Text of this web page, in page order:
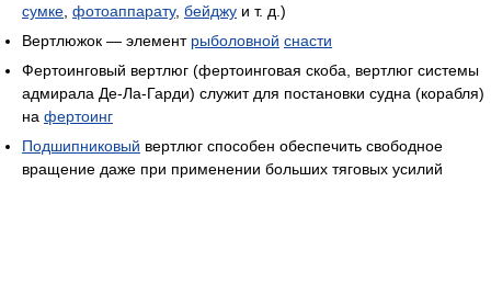
сумке, фотоаппарату, бейджу и т. д.)
Вертлюжок — элемент рыболовной снасти
Фертоинговый вертлюг (фертоинговая скоба, вертлюг системы
адмирала Де-Ла-Гарди) служит для постановки судна (корабля)
на фертоинг
Подшипниковый вертлюг способен обеспечить свободное
вращение даже при применении больших тяговых усилий